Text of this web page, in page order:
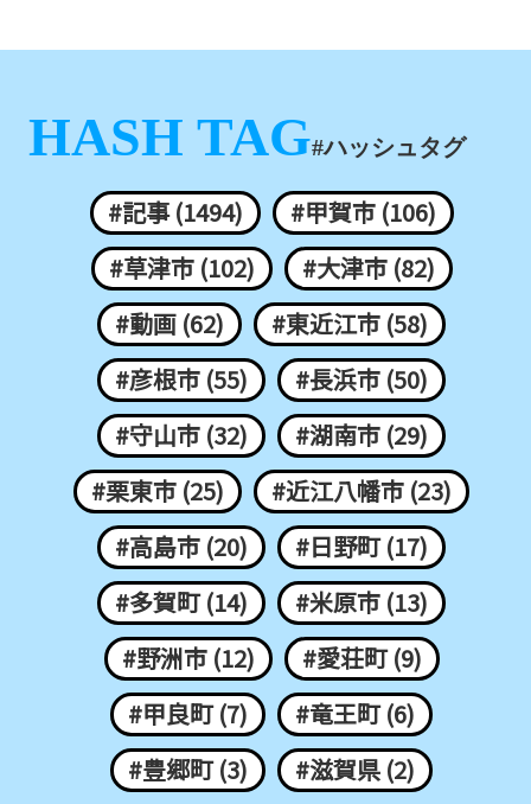
HASH TAG#ハッシュタグ
#記事 (1494)
#甲賀市 (106)
#草津市 (102)
#大津市 (82)
#動画 (62)
#東近江市 (58)
#彦根市 (55)
#長浜市 (50)
#守山市 (32)
#湖南市 (29)
#栗東市 (25)
#近江八幡市 (23)
#高島市 (20)
#日野町 (17)
#多賀町 (14)
#米原市 (13)
#野洲市 (12)
#愛荘町 (9)
#甲良町 (7)
#竜王町 (6)
#豊郷町 (3)
#滋賀県 (2)